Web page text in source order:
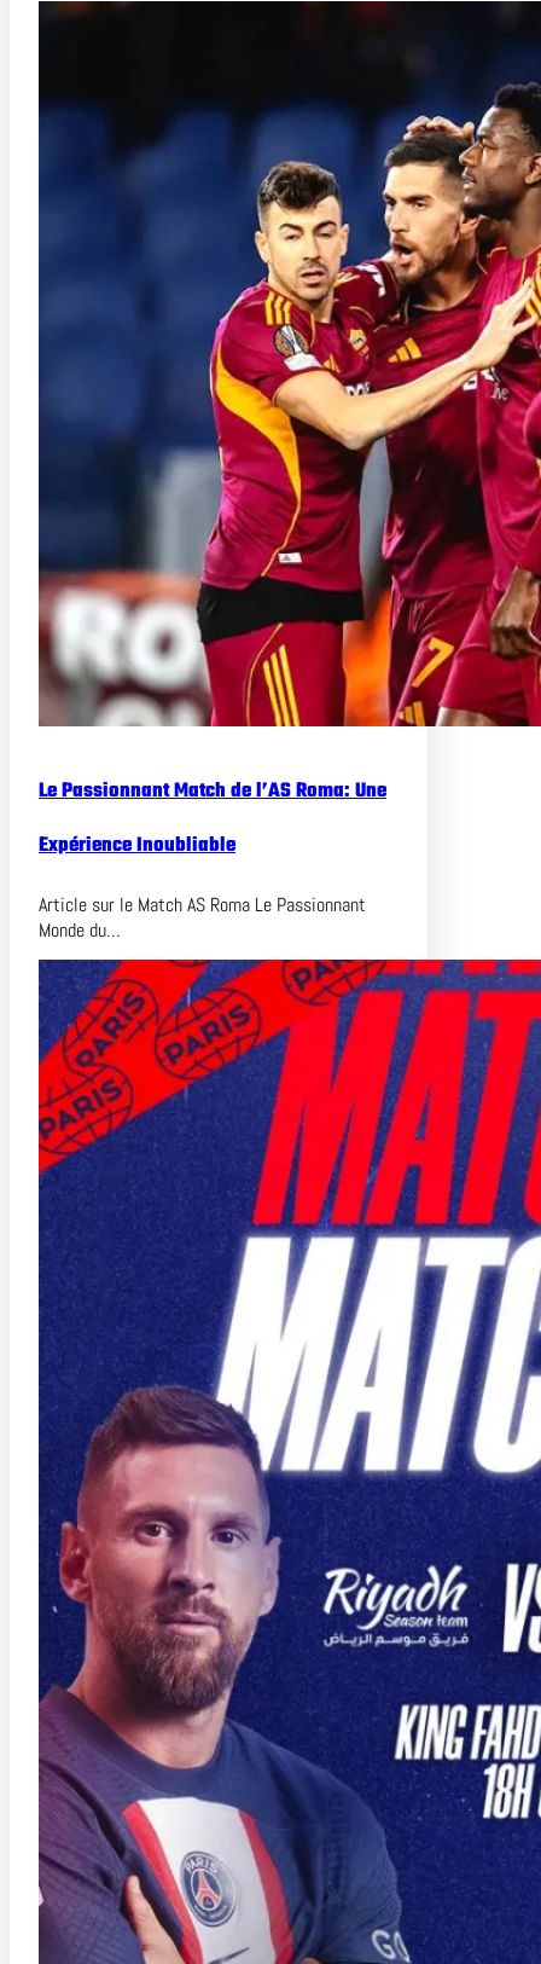
Le Passionnant Match de l’AS Roma: Une
Expérience Inoubliable
Article sur le Match AS Roma Le Passionnant
Monde du…